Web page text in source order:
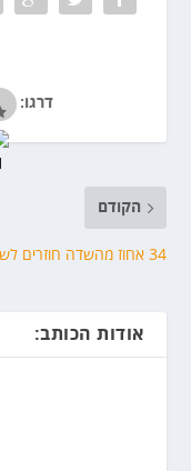
דרגו:
הקודם
34 אחוז מהשדה חוזרים לשגרה
אודות הכותב: